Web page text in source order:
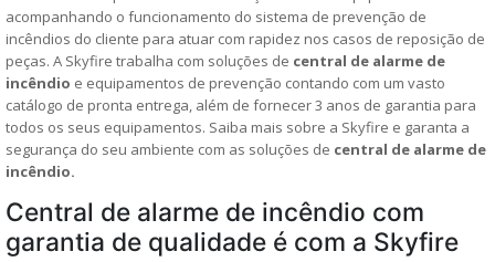
acompanhando o funcionamento do sistema de prevenção de
incêndios do cliente para atuar com rapidez nos casos de reposição de
peças. A Skyfire trabalha com soluções de central de alarme de
incêndio e equipamentos de prevenção contando com um vasto
catálogo de pronta entrega, além de fornecer 3 anos de garantia para
todos os seus equipamentos. Saiba mais sobre a Skyfire e garanta a
segurança do seu ambiente com as soluções de central de alarme de
incêndio.
Central de alarme de incêndio com
garantia de qualidade é com a Skyfire